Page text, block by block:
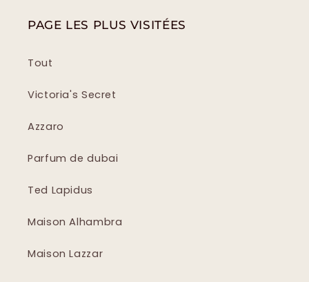
PAGE LES PLUS VISITÉES
Tout
Victoria's Secret
Azzaro
Parfum de dubai
Ted Lapidus
Maison Alhambra
Maison Lazzar